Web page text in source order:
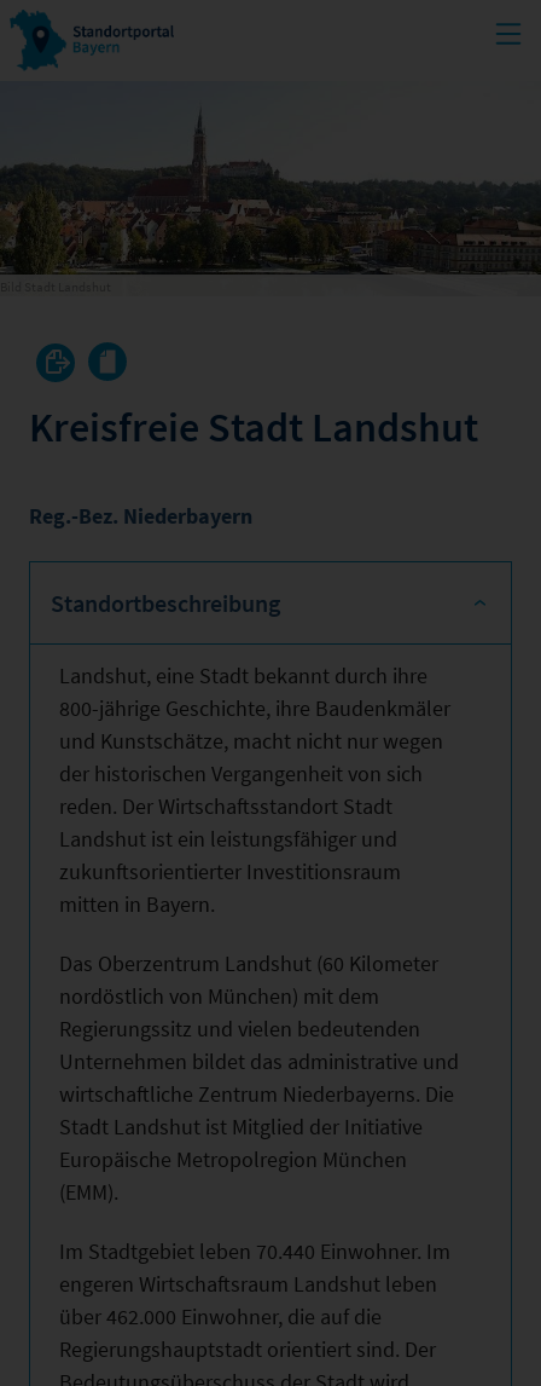
Kreisfreie Stadt Landshut
Reg.-Bez. Niederbayern
Standortbeschreibung
Landshut, eine Stadt bekannt durch ihre
800-jährige Geschichte, ihre Baudenkmäler
und Kunstschätze, macht nicht nur wegen
der historischen Vergangenheit von sich
reden. Der Wirtschaftsstandort Stadt
Landshut ist ein leistungsfähiger und
zukunftsorientierter Investitionsraum
mitten in Bayern.
Das Oberzentrum Landshut (60 Kilometer
nordöstlich von München) mit dem
Regierungssitz und vielen bedeutenden
Unternehmen bildet das administrative und
wirtschaftliche Zentrum Niederbayerns. Die
Stadt Landshut ist Mitglied der Initiative
Europäische Metropolregion München
(EMM).
Im Stadtgebiet leben 70.440 Einwohner. Im
engeren Wirtschaftsraum Landshut leben
über 462.000 Einwohner, die auf die
Regierungshauptstadt orientiert sind. Der